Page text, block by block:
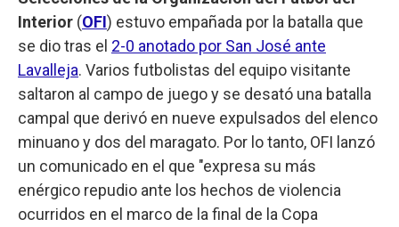
Interior (OFI) estuvo empañada por la batalla que
se dio tras el 2-0 anotado por San José ante
Lavalleja. Varios futbolistas del equipo visitante
saltaron al campo de juego y se desató una batalla
campal que derivó en nueve expulsados del elenco
minuano y dos del maragato. Por lo tanto, OFI lanzó
un comunicado en el que "expresa su más
enérgico repudio ante los hechos de violencia
ocurridos en el marco de la final de la Copa